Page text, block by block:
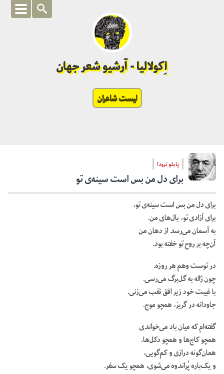
اِکولالیا - آرشیو شعر جهان
لیست شاعران
پابلو نرودا
برای دل من بس است سینه‌ی تو
برای دل من بس است سینه‌ی تو،
برای آزادی تو، بال‌های من.
به آسمان می‌رسد از دهان من
آن‌چه بر روح تو خفته بود.
در توست وهم هر روزه.
چون ژاله به گل‌برگ می‌رسی.
با غیبت خود زیر افق نقب می‌زنی.
جاودانه در گریز، همچو موج.
گفته‌ام که میان باد می‌خواندی
همچو کاج‌ها و همچو دکل‌ها.
همان‌گونه درازی و کم‌گویی،
و یک‌باره پُراندوه می‌شوی، همچو یک سفر.